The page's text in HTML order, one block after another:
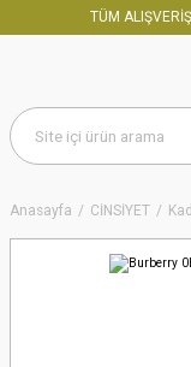
TÜM
Anasayfa CİNSİYET